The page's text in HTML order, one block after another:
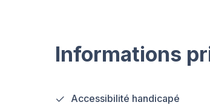
Informations
Accessibilité handicapé